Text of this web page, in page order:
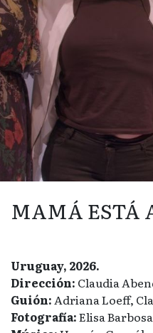
MAMÁ ESTÁ
Uruguay, 2026.
Dirección: Claudia
Guión:Adriana Loeff,
Fotografía:Elisa